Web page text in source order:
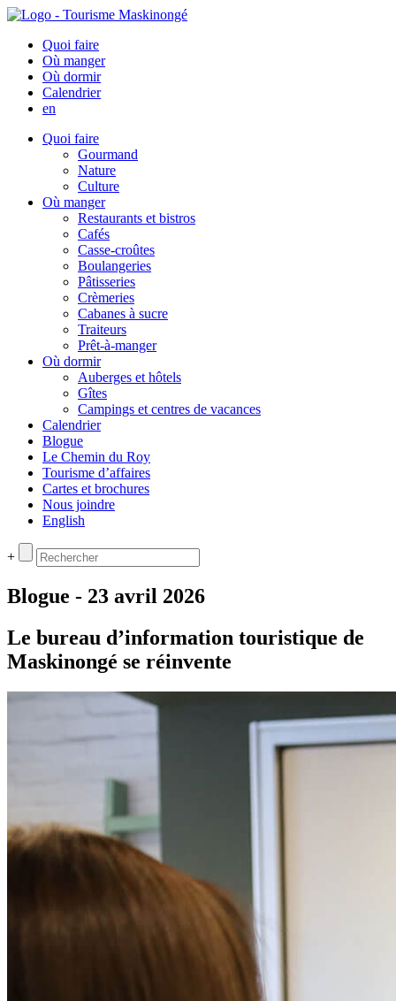
Quoi faire
Où manger
Où dormir
Calendrier
en
Quoi faire
Gourmand
Nature
Culture
Où manger
Restaurants et bistros
Cafés
Casse-croûtes
Boulangeries
Pâtisseries
Crèmeries
Cabanes à sucre
Traiteurs
Prêt-à-manger
Où dormir
Auberges et hôtels
Gîtes
Campings et centres de vacances
Calendrier
Blogue
Le Chemin du Roy
Tourisme d’affaires
Cartes et brochures
Nous joindre
English
+
Blogue - 23 avril 2026
Le bureau d’information touristique de
Maskinongé se réinvente